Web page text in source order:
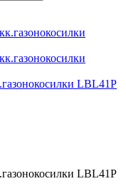
LBL41P
LBL41P